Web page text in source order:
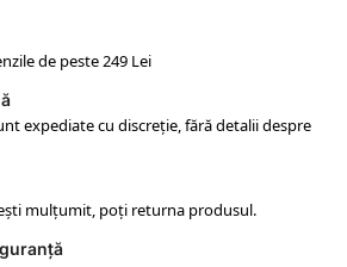
de peste 249 Lei
expediate cu discreție, fără detalii despre
mulțumit, poți returna produsul.